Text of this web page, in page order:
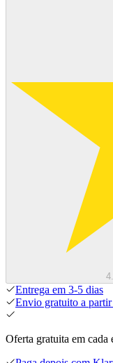
Entrega em 3-5 dias
Envio gratuito a
Oferta gratuita em cada